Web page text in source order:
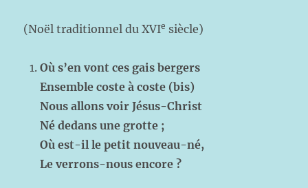
(Noël traditionnel du XVIe siècle)
Où s’en vont ces gais bergers
Ensemble coste à coste (bis)
Nous allons voir Jésus-Christ
Né dedans une grotte ;
Où est-il le petit nouveau-né,
Le verrons-nous encore ?